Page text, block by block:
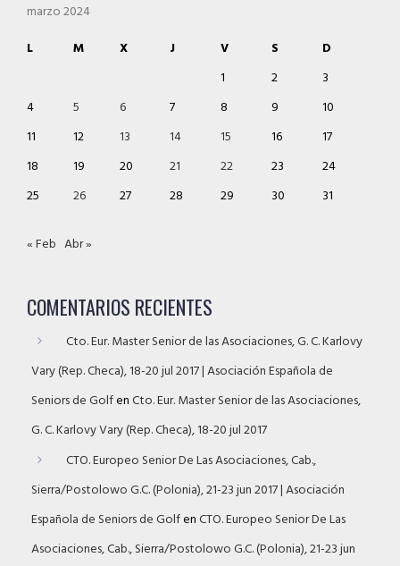
marzo 2024
L
M X J V S
D
1
2
3
4
5 6 7 8 9
10
11
12 13 14 15 16
17
18
19 20 21 22 23
24
25
26 27 28 29 30 31
« Feb Abr »
COMENTARIOS RECIENTES
Cto. Eur. Master Senior de las Asociaciones, G. C. Karlovy
Vary (Rep. Checa), 18-20 jul 2017 | Asociación Española de
Seniors de GolfenCto. Eur. Master Senior de las Asociaciones,
G. C. Karlovy Vary (Rep. Checa), 18-20 jul 2017
CTO. Europeo Senior De Las Asociaciones, Cab.,
Sierra/Postolowo G.C. (Polonia), 21-23 jun 2017 | Asociación
Española de Seniors de GolfenCTO. Europeo Senior De Las
Asociaciones, Cab., Sierra/Postolowo G.C. (Polonia), 21-23 jun